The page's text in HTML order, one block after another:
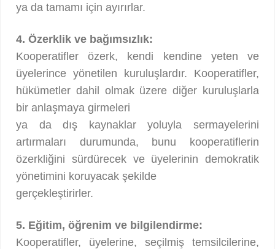
ya da tamamı için ayırırlar.
4. Özerklik ve bağımsızlık:
Kooperatifler özerk, kendi kendine yeten ve
üyelerince yönetilen kuruluşlardır. Kooperatifler,
hükümetler dahil olmak üzere diğer kuruluşlarla
bir anlaşmaya girmeleri
ya da dış kaynaklar yoluyla sermayelerini
artırmaları durumunda, bunu kooperatiflerin
özerkliğini sürdürecek ve üyelerinin demokratik
yönetimini koruyacak şekilde
gerçekleştirirler.
5. Eğitim, öğrenim ve bilgilendirme:
Kooperatifler, üyelerine, seçilmiş temsilcilerine,